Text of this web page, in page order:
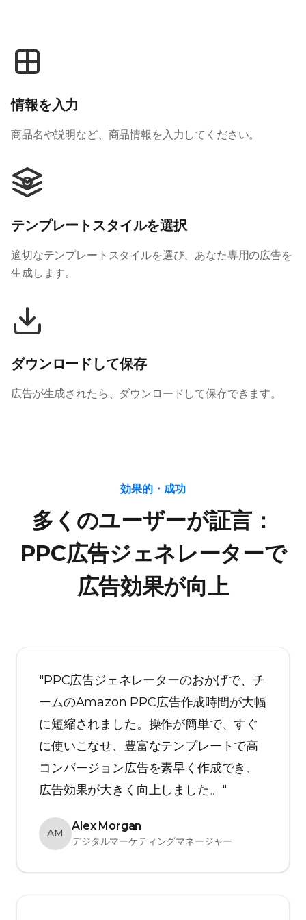
情報を入力
商品名や説明など、商品情報を入力してください。
テンプレートスタイルを選択
適切なテンプレートスタイルを選び、あなた専用の広告を
生成します。
ダウンロードして保存
広告が生成されたら、ダウンロードして保存できます。
効果的・成功
多くのユーザーが証言：
PPC広告ジェネレーターで
広告効果が向上
"PPC広告ジェネレーターのおかげで、チ
ームのAmazon PPC広告作成時間が大幅
に短縮されました。操作が簡単で、すぐ
に使いこなせ、豊富なテンプレートで高
コンバージョン広告を素早く作成でき、
広告効果が大きく向上しました。"
AM
Alex Morgan
デジタルマーケティングマネージャー